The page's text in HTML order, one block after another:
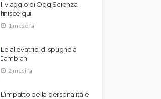
Il viaggio di OggiScienza
finisce qui
1 mese fa
Le allevatrici di spugne a
Jambiani
2 mesi fa
L’impatto della personalità e